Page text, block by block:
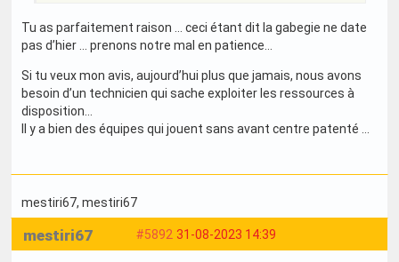
Tu as parfaitement raison … ceci étant dit la gabegie ne date
pas d’hier … prenons notre mal en patience…
Si tu veux mon avis, aujourd’hui plus que jamais, nous avons
besoin d’un technicien qui sache exploiter les ressources à
disposition…
Il y a bien des équipes qui jouent sans avant centre patenté …
mestiri67, mestiri67
#5892 31-08-2023 14:39
mestiri67